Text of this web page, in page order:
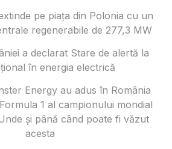
pe piața din Polonia cu un
regenerabile de 277,3 MW
a declarat Stare de alertă la
în energia electrică
Energy au adus în România
1 al campionului mondial
și până când poate fi văzut
acesta